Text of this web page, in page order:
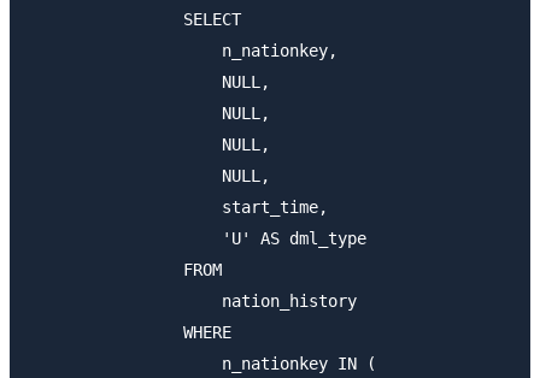
                SELECT
                    n_nationkey,
                    NULL,
                    NULL,
                    NULL,
                    NULL,
                    start_time,
                    'U' AS dml_type
                FROM
                    nation_history
                WHERE
                    n_nationkey IN (